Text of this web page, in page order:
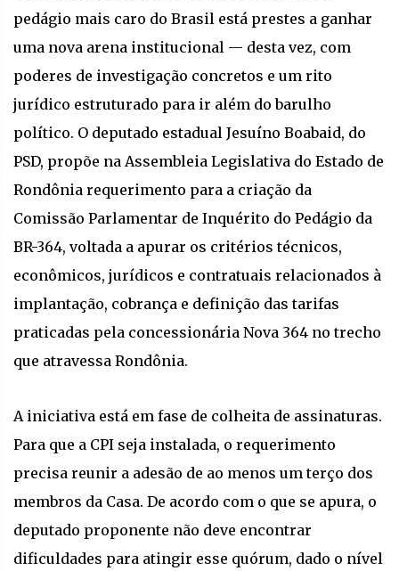
pedágio mais caro do Brasil está prestes a ganhar
uma nova arena institucional — desta vez, com
poderes de investigação concretos e um rito
jurídico estruturado para ir além do barulho
político. O deputado estadual Jesuíno Boabaid, do
PSD, propõe na Assembleia Legislativa do Estado de
Rondônia requerimento para a criação da
Comissão Parlamentar de Inquérito do Pedágio da
BR-364, voltada a apurar os critérios técnicos,
econômicos, jurídicos e contratuais relacionados à
implantação, cobrança e definição das tarifas
praticadas pela concessionária Nova 364 no trecho
que atravessa Rondônia.
A iniciativa está em fase de colheita de assinaturas.
Para que a CPI seja instalada, o requerimento
precisa reunir a adesão de ao menos um terço dos
membros da Casa. De acordo com o que se apura, o
deputado proponente não deve encontrar
dificuldades para atingir esse quórum, dado o nível